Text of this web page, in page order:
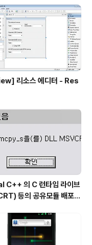
리소스 에디터 - Res
C++ 의 C 런타임 라이브
등의 공유모듈 배포시